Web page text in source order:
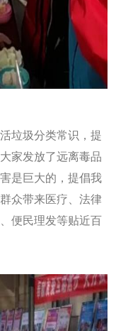
垃圾分类常识，提
家发放了远离毒品
是巨大的，提倡我
众带来医疗、法律
便民理发等贴近百